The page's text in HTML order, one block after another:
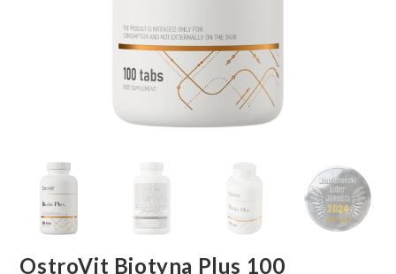
OstroVit Biotyna Plus 100